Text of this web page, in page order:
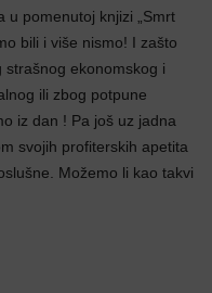
u pomenutoj knjizi „Smrt
bili i više nismo! I zašto
ekonomskog i
ili zbog potpune
iz dan ! Pa još uz jadna
svojih profiterskih apetita
Možemo li kao takvi